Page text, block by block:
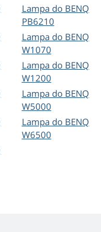
Lampa do BENQ
PB6210
Lampa do BENQ
W1070
Lampa do BENQ
W1200
Lampa do BENQ
W5000
Lampa do BENQ
W6500